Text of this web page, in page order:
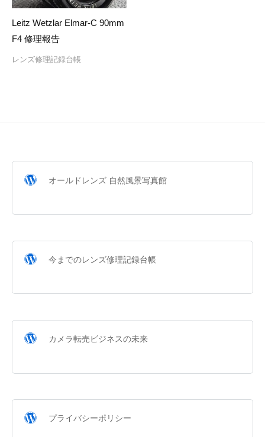
Leitz Wetzlar Elmar-C 90mm
F4 修理報告
レンズ修理記録台帳
オールドレンズ 自然風景写真館
今までのレンズ修理記録台帳
カメラ転売ビジネスの未来
プライバシーポリシー